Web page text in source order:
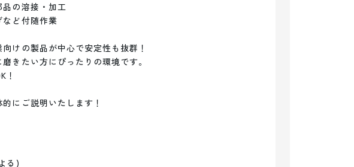
の溶接・加工
など付随作業
けの製品が中心で安定性も抜群！
きたい方にぴったりの環境です。
！
る)